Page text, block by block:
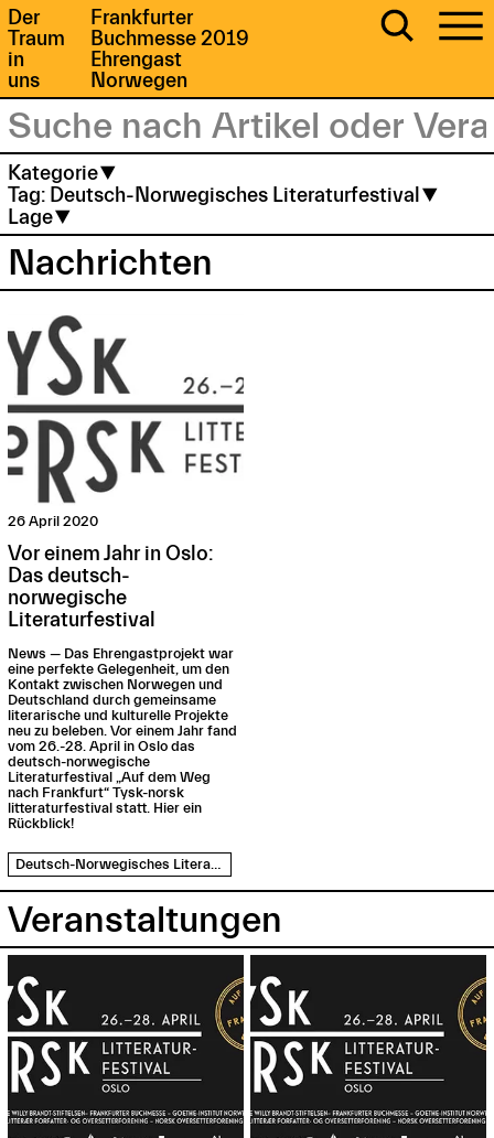
Der
Traum
in
uns
Frankfurter
Buchmesse 2019
Ehrengast
Norwegen
Kategorie
Tag: Deutsch-Norwegisches Literaturfestival
Lage
Nachrichten
26 April 2020
Vor einem Jahr in Oslo:
Das deutsch-
norwegische
Literaturfestival
News — Das Ehrengastprojekt war
eine perfekte Gelegenheit, um den
Kontakt zwischen Norwegen und
Deutschland durch gemeinsame
literarische und kulturelle Projekte
neu zu beleben. Vor einem Jahr fand
vom 26.-28. April in Oslo das
deutsch-norwegische
Literaturfestival „Auf dem Weg
nach Frankfurt“ Tysk-norsk
litteraturfestival statt. Hier ein
Rückblick!
Deutsch-Norwegisches Literaturfestival
Veranstaltungen